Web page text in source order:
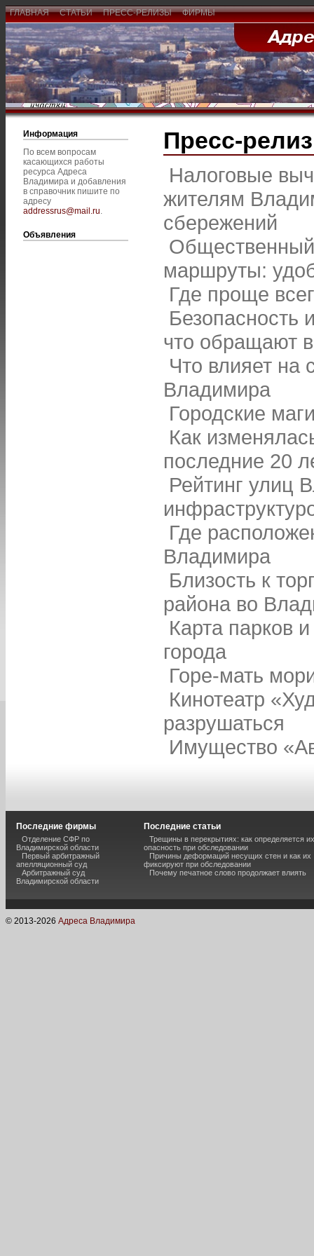
ГЛАВНАЯ СТАТЬИ ПРЕСС-РЕЛИЗЫ ФИРМЫ
Информация
По всем вопросам
касающихся работы
ресурса Адреса
Владимира и добавления
в справочник пишите по
адресу
addressrus@mail.ru.
Объявления
Пресс-
Налоговые
жителям
сбережений
Общественный
маршруты:
Где проще
Безопасность
что обращают
Что влияет на
Владимира
Городские
Как
последние 20
Рейтинг улиц
Где
Владимира
Близость к
района во
Карта парков
города
Горе-мать
Кинотеатр
разрушаться
Имущество
Последние фирмы
Отделение СФР по
Владимирской области
Первый арбитражный
апелляционный суд
Арбитражный суд
Владимирской области
Последние статьи
Трещины в перекрытиях: как определяется их
опасность при обследовании
Причины деформаций несущих стен и как их
фиксируют при обследовании
Почему печатное слово продолжает влиять
© 2013-2026 Адреса Владимира